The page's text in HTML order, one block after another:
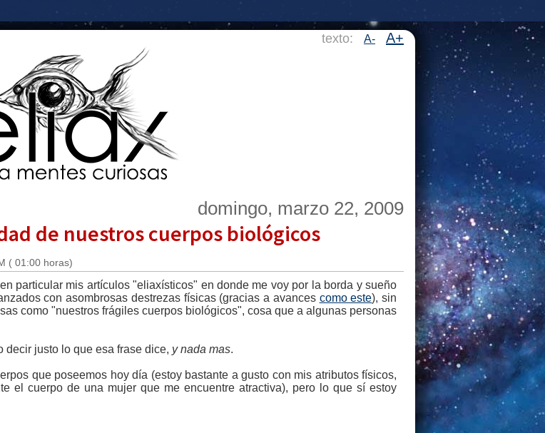
texto: A- A+
domingo, marzo 22, 2009
de nuestros cuerpos biológicos
( 01:00 horas)
particular mis artículos "eliaxísticos" en donde me voy por la borda y sueño
con asombrosas destrezas físicas (gracias a avances como este), sin
como "nuestros frágiles cuerpos biológicos", cosa que a algunas personas
justo lo que esa frase dice, y nada mas.
que poseemos hoy día (estoy bastante a gusto con mis atributos físicos,
el cuerpo de una mujer que me encuentre atractiva), pero lo que sí estoy